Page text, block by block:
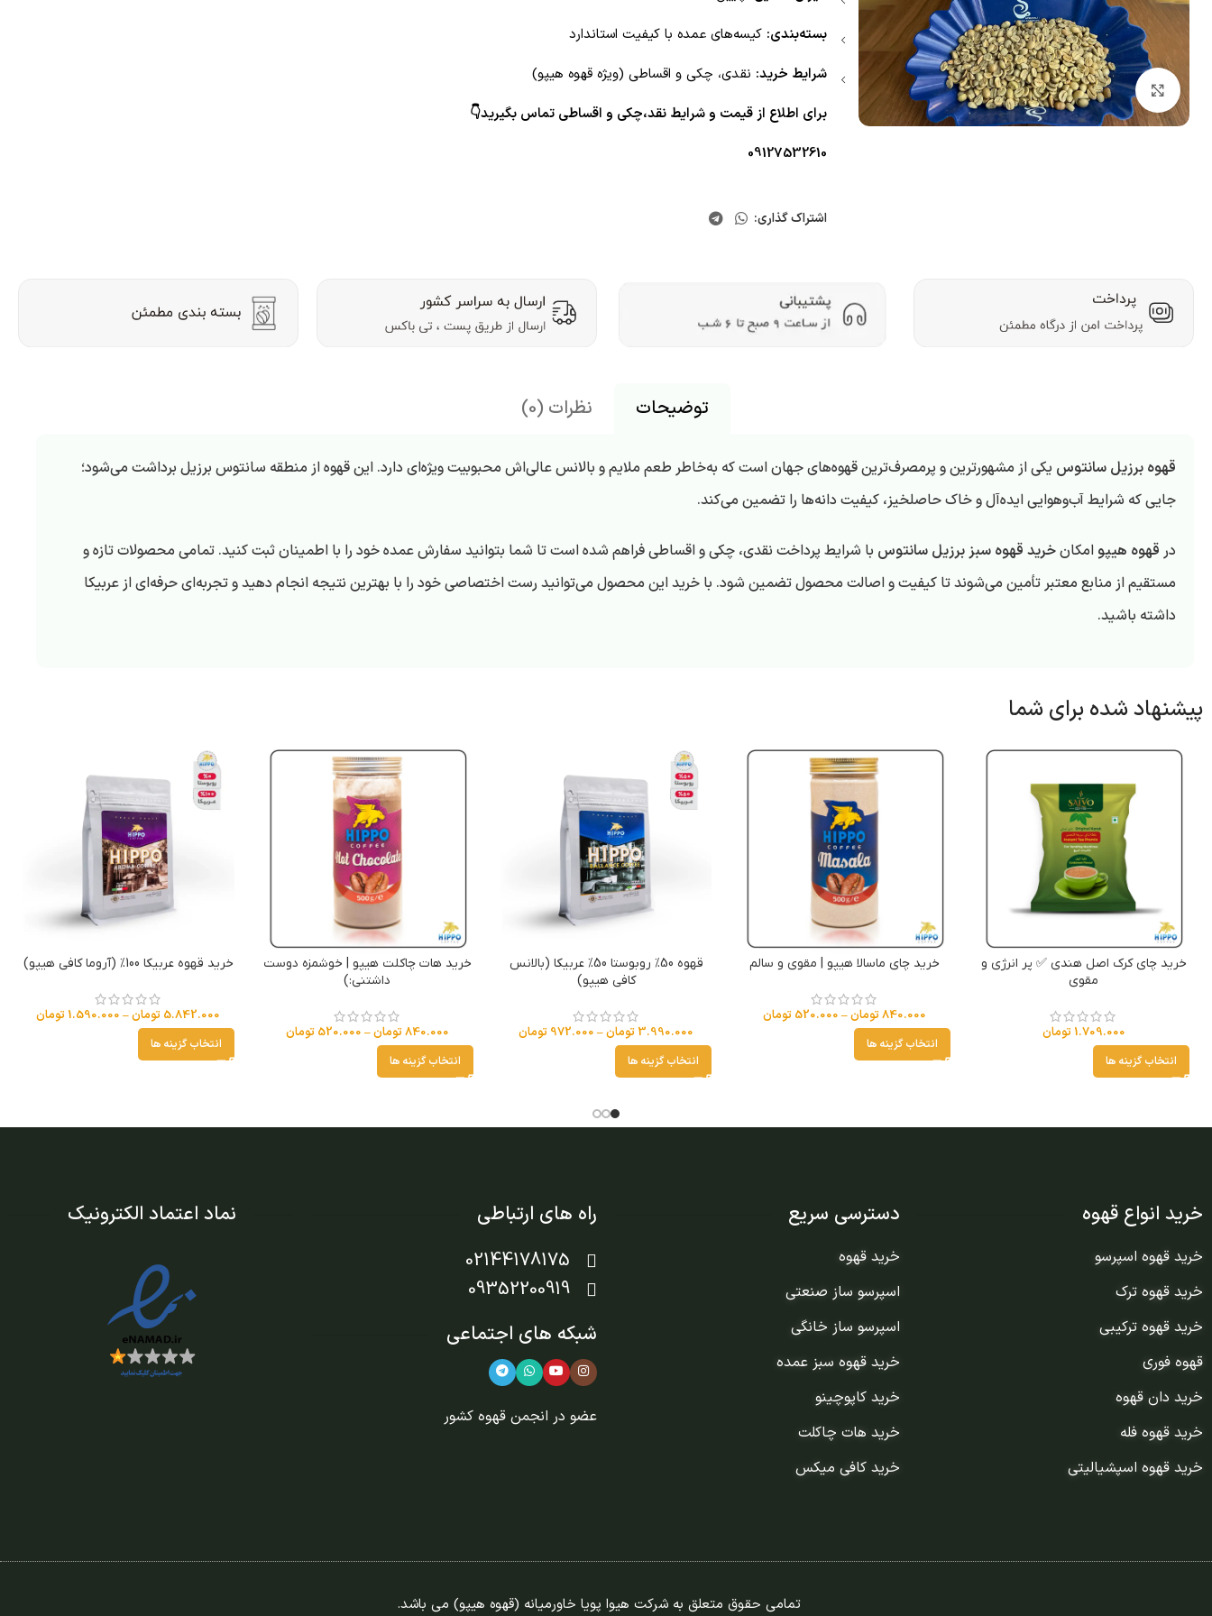
بزرگنمایی تصویر
بسته‌بندی: کیسه‌های عمده با کیفیت استاندارد
شرایط خرید: نقدی، چکی و اقساطی (ویژه قهوه هیپو)
برای اطلاع از قیمت و شرایط نقد،چکی و اقساطی تماس بگیرید👇
09127532610
اشتراک گذاری:
توضیحات نظرات (0)
قهوه برزیل سانتوس یکی از مشهورترین و پرمصرف‌ترین قهوه‌های جهان است که به‌خاطر طعم ملایم و بالانس عالی‌اش محبوبیت ویژه‌ای دارد. این قهوه از منطقه سانتوس برزیل برداشت می‌شود؛
جایی که شرایط آب‌وهوایی ایده‌آل و خاک حاصلخیز، کیفیت دانه‌ها را تضمین می‌کند.
در قهوه هیپو امکانخرید قهوه سبز برزیل سانتوس با شرایط پرداخت نقدی، چکی و اقساطی فراهم شده است تا شما بتوانید سفارش عمده خود را با اطمینان ثبت کنید. تمامی محصولات تازه و
مستقیم از منابع معتبر تأمین می‌شوند تا کیفیت و اصالت محصول تضمین شود. با خرید این محصول می‌توانید رست اختصاصی خود را با بهترین نتیجه انجام دهید و تجربه‌ای حرفه‌ای از عربیکا
داشته باشید.
پیشنهاد شده برای شما
خرید چای کرک اصل هندی ✅ پر انرژی و
مقوی
1.709.000 تومان
انتخاب گزینه ها
خرید چای ماسالا هیپو | مقوی و سالم
840.000تومان–
520.000 تومان
انتخاب گزینه ها
قهوه 50% روبوستا 50% عربیکا (بالانس
کافی هیپو)
3.990.000 تومان–
972.000 تومان
انتخاب گزینه ها
خرید هات چاکلت هیپو | خوشمزه دوست
داشتنی:)
840.000تومان–
520.000 تومان
انتخاب گزینه ها
خرید قهوه عربیکا 100% (آروما کافی هیپو)
5.842.000 تومان–
1.590.000 تومان
انتخاب گزینه ها
خرید انواع قهوه
خرید قهوه اسپرسو
خرید قهوه ترک
خرید قهوه ترکیبی
قهوه فوری
خرید دان قهوه
خرید قهوه فله
خرید قهوه اسپشیالیتی
دسترسی سریع
خرید قهوه
اسپرسو ساز صنعتی
اسپرسو ساز خانگی
خرید قهوه سبز عمده
خرید کاپوچینو
خرید هات چاکلت
خرید کافی میکس
راه های ارتباطی
02144178175
09352200919
شبکه های اجتماعی
عضو در انجمن قهوه کشور
نماد اعتماد الکترونیک
تمامی حقوق متعلق به شرکت هیوا پویا خاورمیانه (قهوه هیپو) می باشد.